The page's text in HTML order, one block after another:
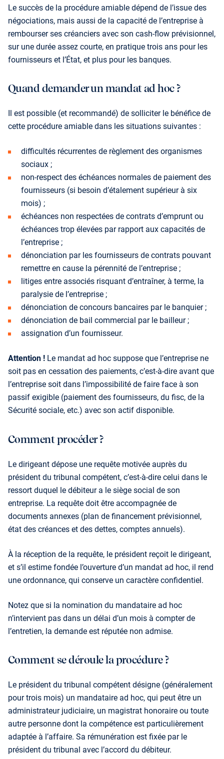
Le succès de la procédure amiable dépend de l’issue des
négociations, mais aussi de la capacité de l’entreprise à
rembourser ses créanciers avec son cash-flow prévisionnel,
sur une durée assez courte, en pratique trois ans pour les
fournisseurs et l’État, et plus pour les banques.
Quand demander un mandat ad hoc ?
Il est possible (et recommandé) de solliciter le bénéfice de
cette procédure amiable dans les situations suivantes :
difficultés récurrentes de règlement des organismes
sociaux ;
non-respect des échéances normales de paiement des
fournisseurs (si besoin d’étalement supérieur à six
mois) ;
échéances non respectées de contrats d’emprunt ou
échéances trop élevées par rapport aux capacités de
l’entreprise ;
dénonciation par les fournisseurs de contrats pou­vant
remettre en cause la pérennité de l’entreprise ;
litiges entre associés risquant d’entraîner, à terme, la
paralysie de l’entreprise ;
dénonciation de concours bancaires par le banquier ;
dénonciation de bail commercial par le bailleur ;
assignation d’un fournisseur.
Attention ! Le mandat ad hoc suppose que l’entreprise ne
soit pas en cessation des paiements, c’est-à-dire avant que
l’entreprise soit dans l’impossibilité de faire face à son
passif exigible (paiement des fournisseurs, du fisc, de la
Sécurité sociale, etc.) avec son actif disponible.
Comment procéder ?
Le dirigeant dépose une requête motivée auprès du
président du tribunal compétent, c’est-à-dire celui dans le
ressort duquel le débiteur a le siège social de son
entreprise. La requête doit être accompagnée de
documents annexes (plan de financement prévisionnel,
état des créances et des dettes, comptes annuels).
À la réception de la requête, le président reçoit le dirigeant,
et s’il estime fondée l’ouverture d’un mandat ad hoc, il rend
une ordonnance, qui conserve un caractère confidentiel.
Notez que si la nomination du mandataire ad hoc
n’intervient pas dans un délai d’un mois à compter de
l’entretien, la demande est réputée non admise.
Comment se déroule la procédure ?
Le président du tribunal compétent désigne (générale­ment
pour trois mois) un mandataire ad hoc, qui peut être un
administrateur judiciaire, un magistrat honoraire ou toute
autre personne dont la compétence est particulièrement
adaptée à l’affaire. Sa rémunération est fixée par le
président du tribunal avec l’accord du débiteur.